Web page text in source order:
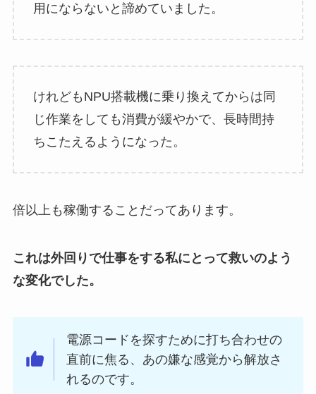
用にならないと諦めていました。
けれどもNPU搭載機に乗り換えてからは同
じ作業をしても消費が緩やかで、長時間持
ちこたえるようになった。
倍以上も稼働することだってあります。
これは外回りで仕事をする私にとって救いのよう
な変化でした。
電源コードを探すために打ち合わせの
直前に焦る、あの嫌な感覚から解放さ
れるのです。